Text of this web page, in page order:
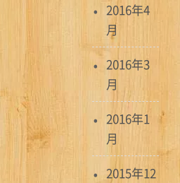
2016年4
月
2016年3
月
2016年1
月
2015年12